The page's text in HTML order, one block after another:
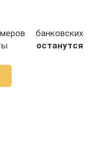
банковских
останутся